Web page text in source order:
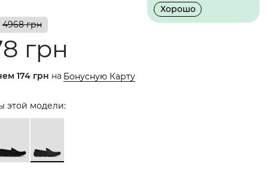
Хорошо
4968 грн
грн
174 грн на Бонусную Карту
этой модели: